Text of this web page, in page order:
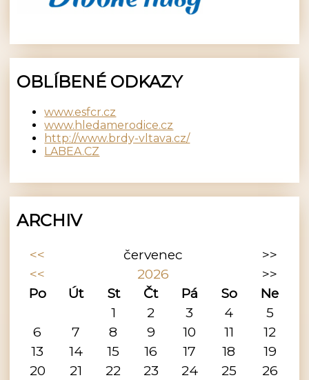
OBLÍBENÉ ODKAZY
www.esfcr.cz
www.hledamerodice.cz
http://www.brdy-vltava.cz/
LABEA.CZ
ARCHIV
<< červenec
>>
<<
2026
>>
Po
Út St Čt Pá So
Ne
1
2 3 4
5
6
7 8 9 10 11
12
13
14 15 16 17 18
19
20
21 22 23 24 25
26